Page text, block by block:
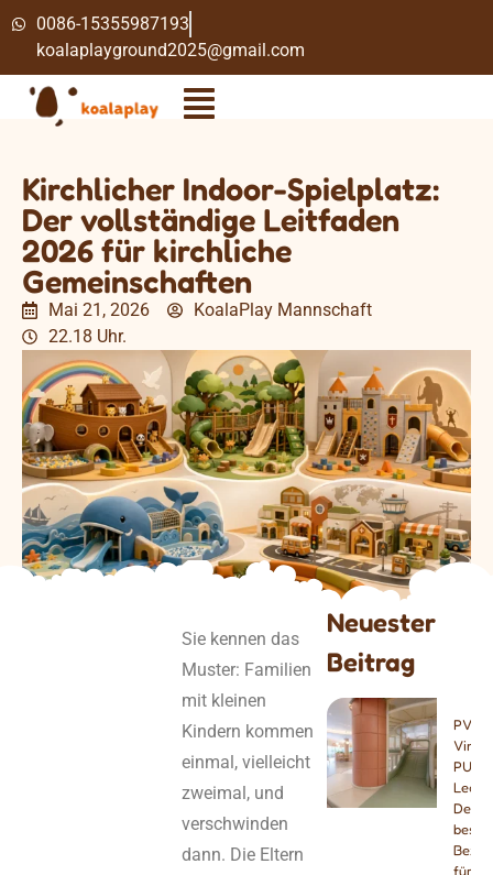
0086-15355987193
koalaplayground2025@gmail.com
Kirchlicher Indoor-Spielplatz:
Der vollständige Leitfaden
2026 für kirchliche
Gemeinschaften
Mai 21, 2026
KoalaPlay Mannschaft
22.18 Uhr.
Sie kennen das
Muster: Familien
mit kleinen
Kindern kommen
einmal, vielleicht
zweimal, und
verschwinden
dann. Die Eltern
Neuester
Beitrag
PVC-
Vinyl
PU-
Leder:
Der
beste
Bezug
für